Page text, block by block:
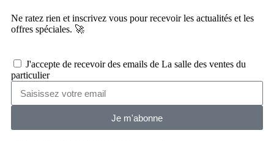
Ne ratez rien et inscrivez vous pour recevoir les actualités et les
offres spéciales. 🚀​
J'accepte de recevoir des emails de La salle des ventes du
particulier
Je m'abonne